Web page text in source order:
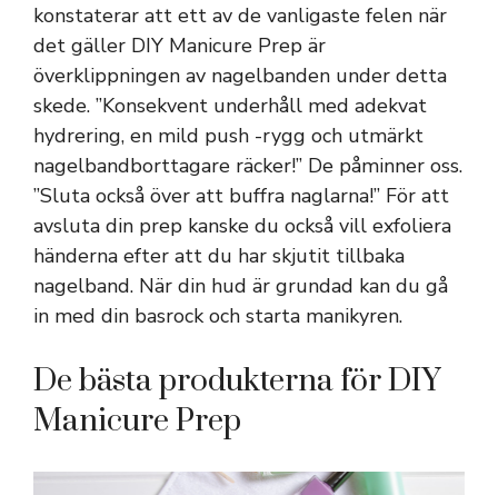
konstaterar att ett av de vanligaste felen när
det gäller DIY Manicure Prep är
överklippningen av nagelbanden under detta
skede. ”Konsekvent underhåll med adekvat
hydrering, en mild push -rygg och utmärkt
nagelbandborttagare räcker!” De påminner oss.
”Sluta också över att buffra naglarna!” För att
avsluta din prep kanske du också vill exfoliera
händerna efter att du har skjutit tillbaka
nagelband. När din hud är grundad kan du gå
in med din basrock och starta manikyren.
De bästa produkterna för DIY
Manicure Prep